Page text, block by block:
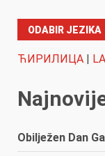
ODABIR JEZIKA
ЋИРИЛИЦА |
Obilježen Dan